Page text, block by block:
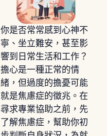
你是否常常感到心神不
寧、坐立難安，甚至影
響到日常生活和工作？
擔心是一種正常的情
緒，但過度的擔憂可能
就是焦慮症的徵兆。在
尋求專業協助之前，先
了解焦慮症，幫助你初